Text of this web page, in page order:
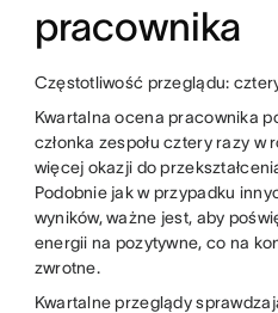
pracownika
Częstotliwość przeglądu:
Kwartalna ocena pracownika
członka zespołu cztery razy
więcej okazji do
Podobnie jak w przypadku
wyników, ważne jest, aby
energii na pozytywne, co na
zwrotne.
Kwartalne przeglądy